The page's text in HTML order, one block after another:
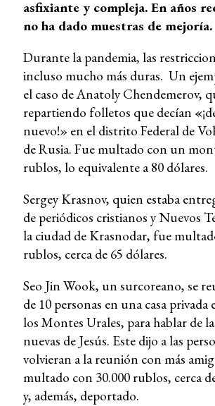
asfixiante y compleja. En años
no ha dado muestras de mejoría.
Durante la pandemia, las
incluso mucho más duras. Un
el caso de Anatoly Chendemerov,
repartiendo folletos que decían «
nuevo!» en el distrito Federal de
de Rusia. Fue multado con un
rublos, lo equivalente a 80 dólares.
Sergey Krasnov, quien estaba
de periódicos cristianos y Nuevos
la ciudad de Krasnodar, fue
rublos, cerca de 65 dólares.
Seo Jin Wook, un surcoreano, se
de 10 personas en una casa privada
los Montes Urales, para hablar de
nuevas de Jesús. Este dijo a las
volvieran a la reunión con más
multado con 30.000 rublos, cerca
y, además, deportado.